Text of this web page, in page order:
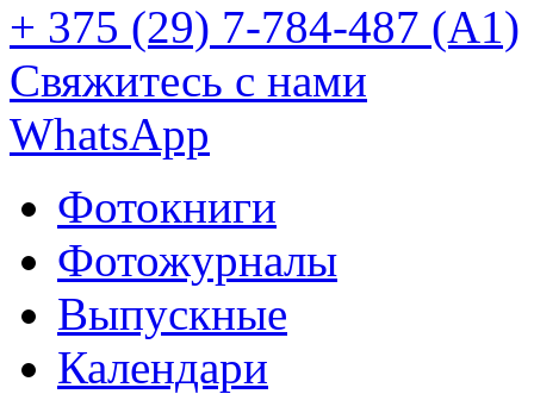
+ 375 (29) 7-784-487 (A1)
Свяжитесь с нами
WhatsApp
Фотокниги
Фотожурналы
Выпускные
Календари